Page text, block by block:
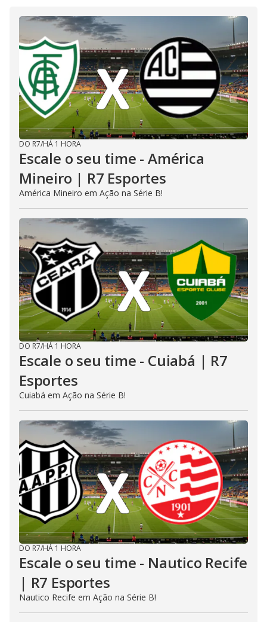
DO R7/HÁ 1 HORA
Escale o seu time - América
Mineiro | R7 Esportes
América Mineiro em Ação na Série B!
DO R7/HÁ 1 HORA
Escale o seu time - Cuiabá | R7
Esportes
Cuiabá em Ação na Série B!
DO R7/HÁ 1 HORA
Escale o seu time - Nautico Recife
| R7 Esportes
Nautico Recife em Ação na Série B!